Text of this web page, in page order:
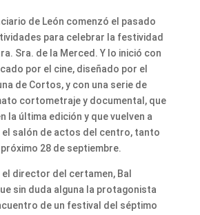
de León comenzó el pasado
para celebrar la festividad
Sra. de la Merced. Y lo inició con
por el cine, diseñado por el
de Cortos, y con una serie de
cortometraje y documental, que
la última edición y que vuelven a
el salón de actos del centro, tanto
28 de septiembre.
director del certamen, Bal
sin duda alguna la protagonista
de un festival del séptimo